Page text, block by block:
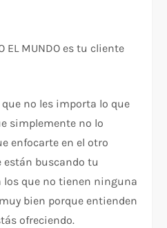
EL MUNDO es tu cliente
no les importa lo que
simplemente no lo
enfocarte en el otro
están buscando tu
los que no tienen ninguna
bien porque entienden
ofreciendo.